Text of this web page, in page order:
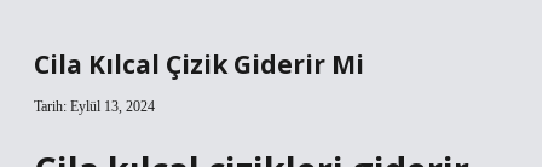
Cila Kılcal Çizik Giderir Mi
Tarih: Eylül 13, 2024